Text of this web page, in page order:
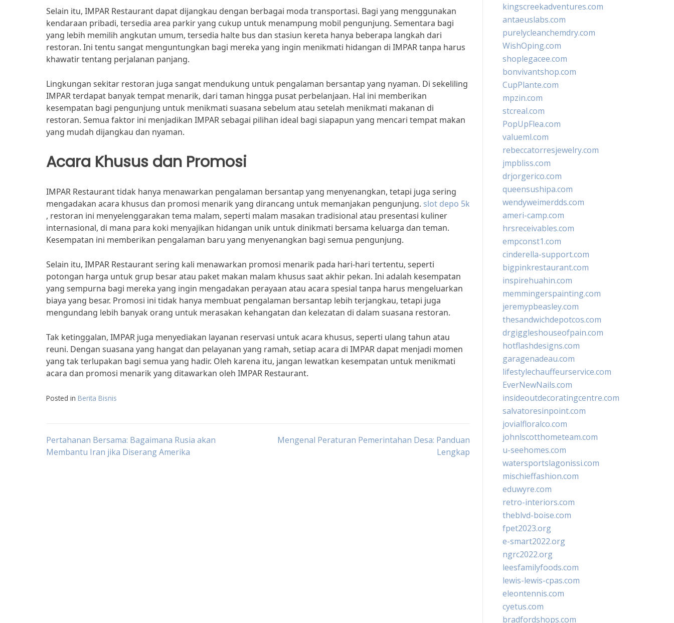
Selain itu, IMPAR Restaurant dapat dijangkau dengan berbagai moda transportasi. Bagi yang menggunakan
kendaraan pribadi, tersedia area parkir yang cukup untuk menampung mobil pengunjung. Sementara bagi
yang lebih memilih angkutan umum, tersedia halte bus dan stasiun kereta hanya beberapa langkah dari
restoran. Ini tentu sangat menguntungkan bagi mereka yang ingin menikmati hidangan di IMPAR tanpa harus
khawatir tentang perjalanan panjang.
Lingkungan sekitar restoran juga sangat mendukung untuk pengalaman bersantap yang nyaman. Di sekeliling
IMPAR terdapat banyak tempat menarik, dari taman hingga pusat perbelanjaan. Hal ini memberikan
kesempatan bagi pengunjung untuk menikmati suasana sebelum atau setelah menikmati makanan di
restoran. Semua faktor ini menjadikan IMPAR sebagai pilihan ideal bagi siapapun yang mencari tempat makan
yang mudah dijangkau dan nyaman.
Acara Khusus dan Promosi
IMPAR Restaurant tidak hanya menawarkan pengalaman bersantap yang menyenangkan, tetapi juga sering
mengadakan acara khusus dan promosi menarik yang dirancang untuk memanjakan pengunjung. slot depo 5k
, restoran ini menyelenggarakan tema malam, seperti malam masakan tradisional atau presentasi kuliner
internasional, di mana para koki menyajikan hidangan unik untuk dinikmati bersama keluarga dan teman.
Kesempatan ini memberikan pengalaman baru yang menyenangkan bagi semua pengunjung.
Selain itu, IMPAR Restaurant sering kali menawarkan promosi menarik pada hari-hari tertentu, seperti
potongan harga untuk grup besar atau paket makan malam khusus saat akhir pekan. Ini adalah kesempatan
yang sempurna bagi mereka yang ingin mengadakan perayaan atau acara spesial tanpa harus mengeluarkan
biaya yang besar. Promosi ini tidak hanya membuat pengalaman bersantap lebih terjangkau, tetapi juga
mengundang lebih banyak orang untuk merasakan kehangatan dan kelezatan di dalam suasana restoran.
Tak ketinggalan, IMPAR juga menyediakan layanan reservasi untuk acara khusus, seperti ulang tahun atau
reuni. Dengan suasana yang hangat dan pelayanan yang ramah, setiap acara di IMPAR dapat menjadi momen
yang tak terlupakan bagi semua yang hadir. Oleh karena itu, jangan lewatkan kesempatan untuk menikmati
acara dan promosi menarik yang ditawarkan oleh IMPAR Restaurant.
Posted in Berita Bisnis
Post
Pertahanan Bersama: Bagaimana Rusia akan
Membantu Iran jika Diserang Amerika
Mengenal Peraturan Pemerintahan Desa: Panduan
Lengkap
kingscreekadventures.com
antaeuslabs.com
purelycleanchemdry.com
WishOping.com
shoplegacee.com
bonvivantshop.com
CupPlante.com
mpzin.com
stcreal.com
PopUpFlea.com
valueml.com
rebeccatorresjewelry.com
jmpbliss.com
drjorgerico.com
queensushipa.com
wendyweimerdds.com
ameri-camp.com
hrsreceivables.com
empconst1.com
cinderella-support.com
bigpinkrestaurant.com
inspirehuahin.com
memmingerspainting.com
jeremypbeasley.com
thesandwichdepotcos.com
drgiggleshouseofpain.com
hotflashdesigns.com
garagenadeau.com
lifestylechauffeurservice.com
EverNewNails.com
insideoutdecoratingcentre.com
salvatoresinpoint.com
jovialfloralco.com
johnlscotthometeam.com
u-seehomes.com
watersportslagonissi.com
mischieffashion.com
eduwyre.com
retro-interiors.com
theblvd-boise.com
fpet2023.org
e-smart2022.org
ngrc2022.org
leesfamilyfoods.com
lewis-lewis-cpas.com
eleontennis.com
cyetus.com
bradfordshops.com